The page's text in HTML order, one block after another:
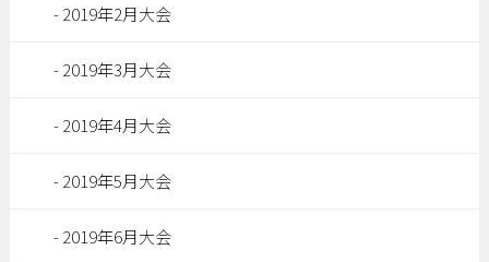
2019年2月大会
2019年3月大会
2019年4月大会
2019年5月大会
2019年6月大会